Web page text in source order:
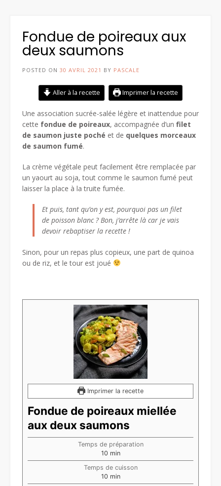
Fondue de poireaux aux
deux saumons
POSTED ON 30 AVRIL 2021 BY PASCALE
Aller à la recette Imprimer la recette
Une association sucrée-salée légère et inattendue pour
cette fondue de poireaux, accompagnée d’un filet
de saumon juste poché et de quelques morceaux
de saumon fumé.
La crème végétale peut facilement être remplacée par
un yaourt au soja, tout comme le saumon fumé peut
laisser la place à la truite fumée.
Et puis, tant qu’on y est, pourquoi pas un filet
de poisson blanc ? Bon, j’arrête là car je vais
devoir rebaptiser la recette !
Sinon, pour un repas plus copieux, une part de quinoa
ou de riz, et le tour est joué
Imprimer la recette
Fondue de poireaux miellée
aux deux saumons
Temps de préparation
10minutes
min
Temps de cuisson
10minutes
min